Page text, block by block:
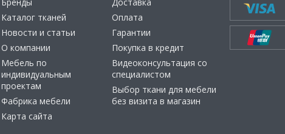
Каталог тканей
Новости и статьи
О компании
Мебель по
индивидуальным
проектам
Фабрика мебели
Карта сайта
Оплата
Гарантии
Покупка в кредит
Видеоконсультация со
специалистом
Выбор ткани для мебели
без визита в магазин